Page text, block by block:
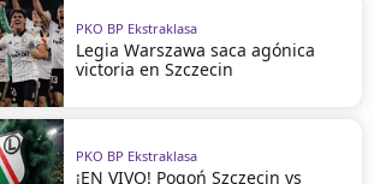
PKO BP Ekstraklasa
Legia Warszawa saca agónica
victoria en Szczecin
PKO BP Ekstraklasa
¡EN VIVO! Pogoń Szczecin vs